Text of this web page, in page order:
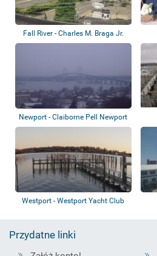
Fall River - Charles M. Braga Jr.
Memori...
Newport - Claiborne Pell Newport
Bridge
Westport - Westport Yacht Club
Przydatne linki